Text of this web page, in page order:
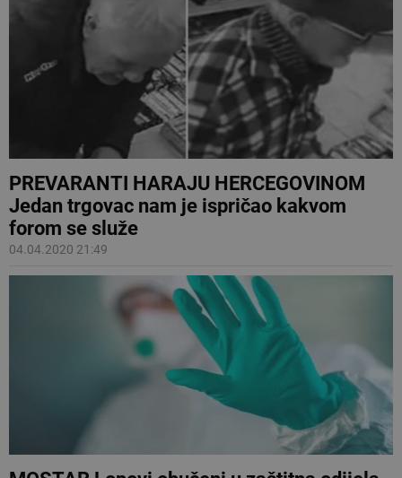
PREVARANTI HARAJU HERCEGOVINOM
Jedan trgovac nam je ispričao kakvom
forom se služe
04.04.2020 21:49